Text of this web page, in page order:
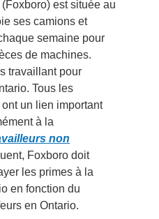
est située au
ses camions et
semaine pour
de machines.
travaillant pour
Tous les
un lien important
à la
non
Foxboro doit
les primes à la
en fonction du
en Ontario.